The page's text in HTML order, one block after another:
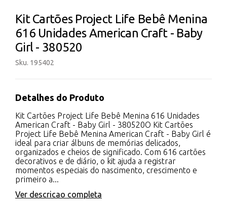
Kit Cartões Project Life Bebê Menina
616 Unidades American Craft - Baby
Girl - 380520
Sku. 195402
Detalhes do Produto
Kit Cartões Project Life Bebê Menina 616 Unidades
American Craft - Baby Girl - 380520O Kit Cartões
Project Life Bebê Menina American Craft - Baby Girl é
ideal para criar álbuns de memórias delicados,
organizados e cheios de significado. Com 616 cartões
decorativos e de diário, o kit ajuda a registrar
momentos especiais do nascimento, crescimento e
primeiro a...
Ver descricao completa